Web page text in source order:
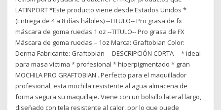
LATINPORT *Este producto viene desde Estados Unidos *
(Entrega de 4 a 8 días hábiles) --TITULO-- Pro grasa de fx
máscara de goma ruedas 1 oz --TITULO-- Pro grasa de FX
Máscara de goma ruedas – 1oz Marca: Graftobian Color:
Derma Fabricante: Graftobian ---DESCRIPCIÓN CORTA--- * ideal
para masa víctima * profesional * hiperpigmentado * gran
MOCHILA PRO GRAFTOBIAN . Perfecto para el maquillador
profesional, esta mochila resistente al agua almacena de
forma segura su maquillaje. Viene con un bolsillo lateral largo,
diseñado con tela resistente al calor, por lo que puede